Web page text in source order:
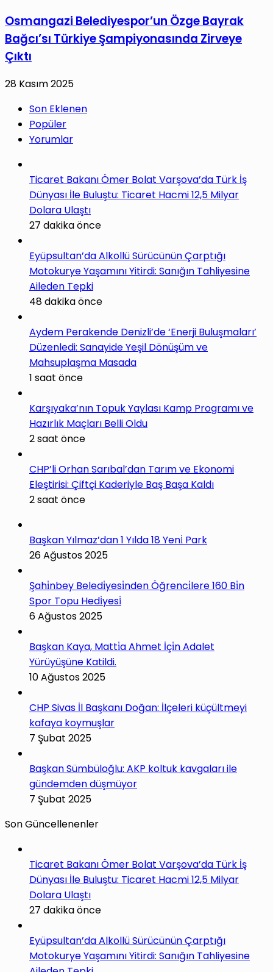
Osmangazi Belediyespor’un Özge Bayrak
Bağcı’sı Türkiye Şampiyonasında Zirveye
Çıktı
28 Kasım 2025
Son Eklenen
Popüler
Yorumlar
Ticaret Bakanı Ömer Bolat Varşova’da Türk İş
Dünyası İle Buluştu: Ticaret Hacmi 12,5 Milyar
Dolara Ulaştı
27 dakika önce
Eyüpsultan’da Alkollü Sürücünün Çarptığı
Motokurye Yaşamını Yitirdi: Sanığın Tahliyesine
Aileden Tepki
48 dakika önce
Aydem Perakende Denizli’de ‘Enerji Buluşmaları’
Düzenledi: Sanayide Yeşil Dönüşüm ve
Mahsuplaşma Masada
1 saat önce
Karşıyaka’nın Topuk Yaylası Kamp Programı ve
Hazırlık Maçları Belli Oldu
2 saat önce
CHP’li Orhan Sarıbal’dan Tarım ve Ekonomi
Eleştirisi: Çiftçi Kaderiyle Baş Başa Kaldı
2 saat önce
Başkan Yılmaz’dan 1 Yılda 18 Yeni̇ Park
26 Ağustos 2025
Şahi̇nbey Beledi̇yesi̇nden Öğrenci̇lere 160 Bi̇n
Spor Topu Hedi̇yesi̇
6 Ağustos 2025
Başkan Kaya, Matti̇a Ahmet İçi̇n Adalet
Yürüyüşüne Katildi.
10 Ağustos 2025
CHP Sivas İl Başkanı Doğan: İlçeleri küçültmeyi
kafaya koymuşlar
7 Şubat 2025
Başkan Sümbüloğlu: AKP koltuk kavgaları ile
gündemden düşmüyor
7 Şubat 2025
Son Güncellenenler
Ticaret Bakanı Ömer Bolat Varşova’da Türk İş
Dünyası İle Buluştu: Ticaret Hacmi 12,5 Milyar
Dolara Ulaştı
27 dakika önce
Eyüpsultan’da Alkollü Sürücünün Çarptığı
Motokurye Yaşamını Yitirdi: Sanığın Tahliyesine